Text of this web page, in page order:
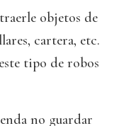
objetos de
cartera, etc.
tipo de robos
no guardar